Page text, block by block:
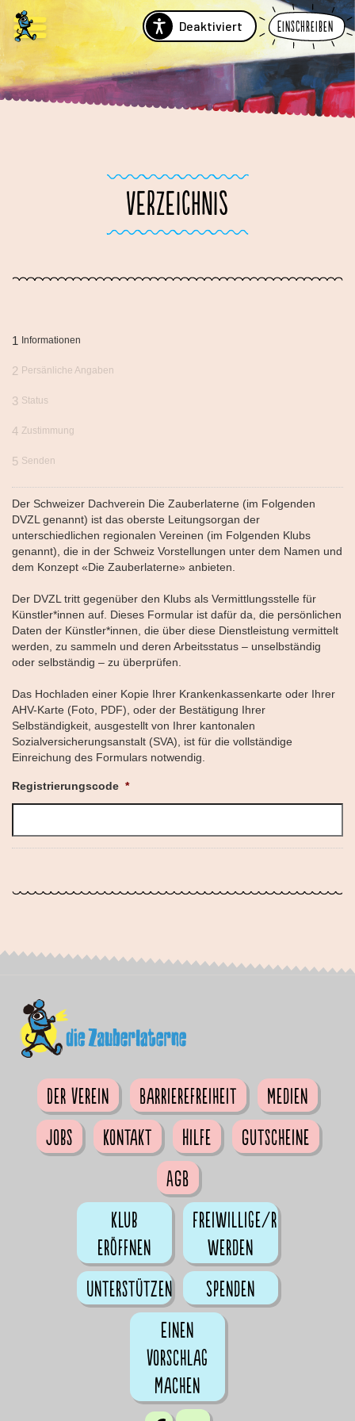
Deaktiviert Einschreiben
VERZEICHNIS
1 Informationen
2 Persänliche Angaben
3 Status
4 Zustimmung
5 Senden
Der Schweizer Dachverein Die Zauberlaterne (im Folgenden
DVZL genannt) ist das oberste Leitungsorgan der
unterschiedlichen regionalen Vereinen (im Folgenden Klubs
genannt), die in der Schweiz Vorstellungen unter dem Namen und
dem Konzept «Die Zauberlaterne» anbieten.
Der DVZL tritt gegenüber den Klubs als Vermittlungsstelle für
Künstler*innen auf. Dieses Formular ist dafür da, die persönlichen
Daten der Künstler*innen, die über diese Dienstleistung vermittelt
werden, zu sammeln und deren Arbeitsstatus – unselbständig
oder selbständig – zu überprüfen.
Das Hochladen einer Kopie Ihrer Krankenkassenkarte oder Ihrer
AHV-Karte (Foto, PDF), oder der Bestätigung Ihrer
Selbständigkeit, ausgestellt von Ihrer kantonalen
Sozialversicherungsanstalt (SVA), ist für die vollständige
Einreichung des Formulars notwendig.
Registrierungscode *
Der Verein Barrierefreiheit
Medien
Jobs
Kontakt Hilfe
Gutscheine
AGB
Klub
eröffnen
Freiwillige/r
werden
Unterstützen
Spenden
Einen
Vorschlag
machen